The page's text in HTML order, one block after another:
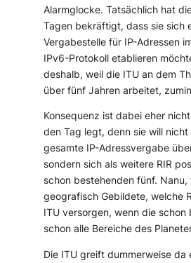
Alarmglocke. Tatsächlich hat
Tagen bekräftigt, dass sie sich
Vergabestelle für IP-Adressen
IPv6-Protokoll etablieren
deshalb, weil die ITU an dem
über fünf Jahren arbeitet,
Konsequenz ist dabei eher
den Tag legt, denn sie will
gesamte IP-Adressvergabe
sondern sich als weitere RIR
schon bestehenden fünf.
geografisch Gebildete, welche
ITU versorgen, wenn die schon
schon alle Bereiche des
Die ITU greift dummerweise da